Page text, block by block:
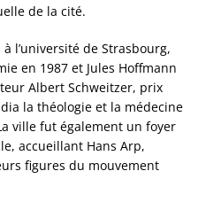
de la cité.
l’université de Strasbourg,
en 1987 et Jules Hoffmann
Albert Schweitzer, prix
la théologie et la médecine
ville fut également un foyer
accueillant Hans Arp,
figures du mouvement